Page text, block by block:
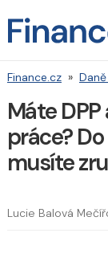
Finance.cz »
Máte
práce?
musíte
Lucie Balová